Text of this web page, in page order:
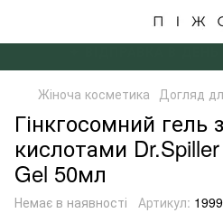
Жіноча косметика Догляд
Гінкгосомний гель
кислотами
Gel 50мл
Немає в наявності Артикул: